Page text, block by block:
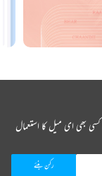
بھی ای میل کا استعمال